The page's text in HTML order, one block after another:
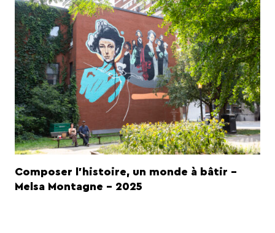
Composer l'histoire, un monde à bâtir -
Melsa Montagne - 2025